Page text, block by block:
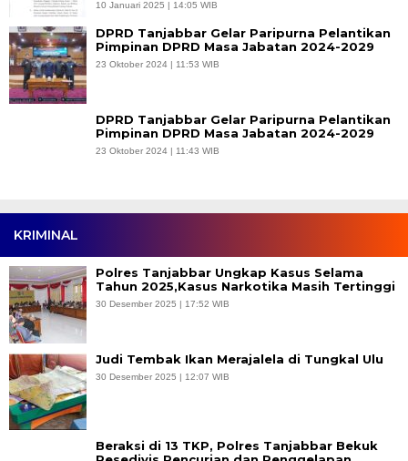
10 Januari 2025 | 14:05 WIB
DPRD Tanjabbar Gelar Paripurna Pelantikan
Pimpinan DPRD Masa Jabatan 2024-2029
23 Oktober 2024 | 11:53 WIB
DPRD Tanjabbar Gelar Paripurna Pelantikan
Pimpinan DPRD Masa Jabatan 2024-2029
23 Oktober 2024 | 11:43 WIB
KRIMINAL
Polres Tanjabbar Ungkap Kasus Selama
Tahun 2025,Kasus Narkotika Masih Tertinggi
30 Desember 2025 | 17:52 WIB
Judi Tembak Ikan Merajalela di Tungkal Ulu
30 Desember 2025 | 12:07 WIB
Beraksi di 13 TKP, Polres Tanjabbar Bekuk